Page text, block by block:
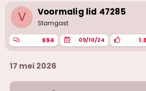
V Voormalig lid 47285
Stamgast
694 09/10/24
17 mei 2026